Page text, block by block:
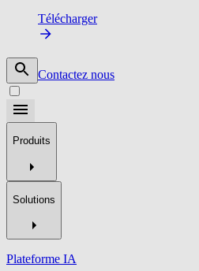
Télécharger
Contactez nous
Produits
Solutions
Plateforme IA